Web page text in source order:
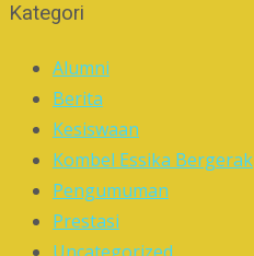
Kategori
Alumni
Berita
Kesiswaan
Kombel Essika Bergerak
Pengumuman
Prestasi